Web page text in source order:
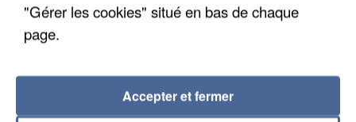
"Gérer les cookies" situé en bas de chaque
page.
Accepter et fermer